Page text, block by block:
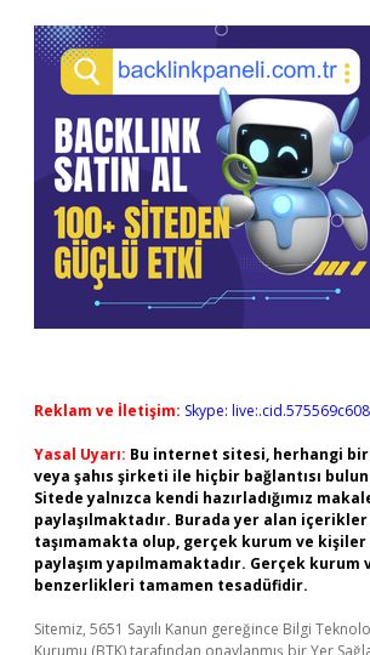
Reklam ve İletişim: Skype:
Yasal Uyarı: Bu internet sitesi, herhangi
veya şahıs şirketi ile hiçbir bağlantısı
Sitede yalnızca kendi hazırladığımız
paylaşılmaktadır. Burada yer alan
taşımamakta olup, gerçek kurum ve kişiler
paylaşım yapılmamaktadır. Gerçek
benzerlikleri tamamen tesadüfidir.
Sitemiz, 5651 Sayılı Kanun gereğince Bilgi
Kurumu (BTK) tarafından onaylanmış bir Yer